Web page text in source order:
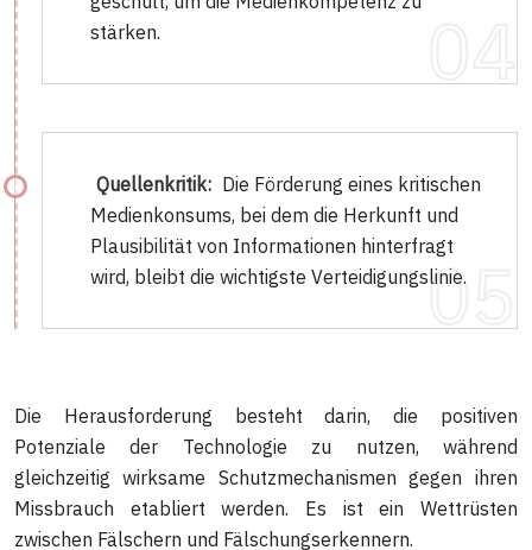
stärken.
Quellenkritik: Die Förderung eines kritischen
Medienkonsums, bei dem die Herkunft und
Plausibilität von Informationen hinterfragt
wird, bleibt die wichtigste Verteidigungslinie.
Die Herausforderung besteht darin, die positiven
Potenziale der Technologie zu nutzen, während
gleichzeitig wirksame Schutzmechanismen gegen ihren
Missbrauch etabliert werden. Es ist ein Wettrüsten
zwischen Fälschern und Fälschungserkennern.